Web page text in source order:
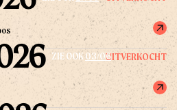
UITVERKOCHT
ZIE OOK03/06